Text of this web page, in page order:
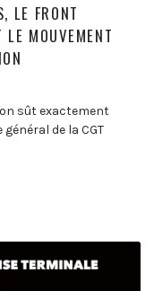
LE FRONT
MOUVEMENT
sût exactement
de la CGT